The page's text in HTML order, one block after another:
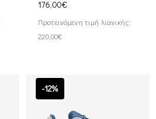
176,00€
Προτεινόμενη τιμή λιανικής:
220,00€
-12%